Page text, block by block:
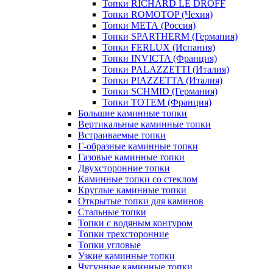
Топки RICHARD LE DROFF
Топки ROMOTOP (Чехия)
Топки МЕТА (Россия)
Топки SPARTHERM (Германия)
Топки FERLUX (Испания)
Топки INVICTA (Франция)
Топки PALAZZETTI (Италия)
Топки PIAZZETTA (Италия)
Топки SCHMID (Германия)
Топки TOTEM (Франция)
Большие каминные топки
Вертикальные каминные топки
Встраиваемые топки
Г-образные каминные топки
Газовые каминные топки
Двухсторонние топки
Каминные топки со стеклом
Круглые каминные топки
Открытые топки для каминов
Стальные топки
Топки с водяным контуром
Топки трехсторонние
Топки угловые
Узкие каминные топки
Чугунные каминные топки